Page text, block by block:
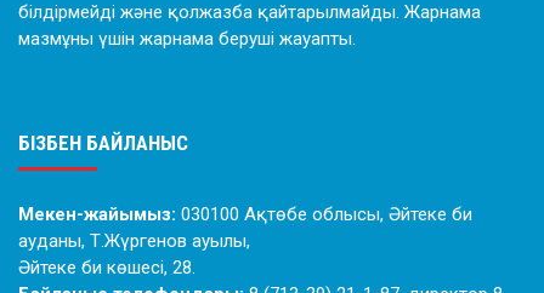
білдірмейді және қолжазба қайтарылмайды. Жарнама
мазмұны үшін жарнама беруші жауапты.
БІЗБЕН БАЙЛАНЫС
Мекен-жайымыз: 030100 Ақтөбе облысы, Әйтеке би
ауданы, Т.Жүргенов ауылы,
Әйтеке би көшесі, 28.